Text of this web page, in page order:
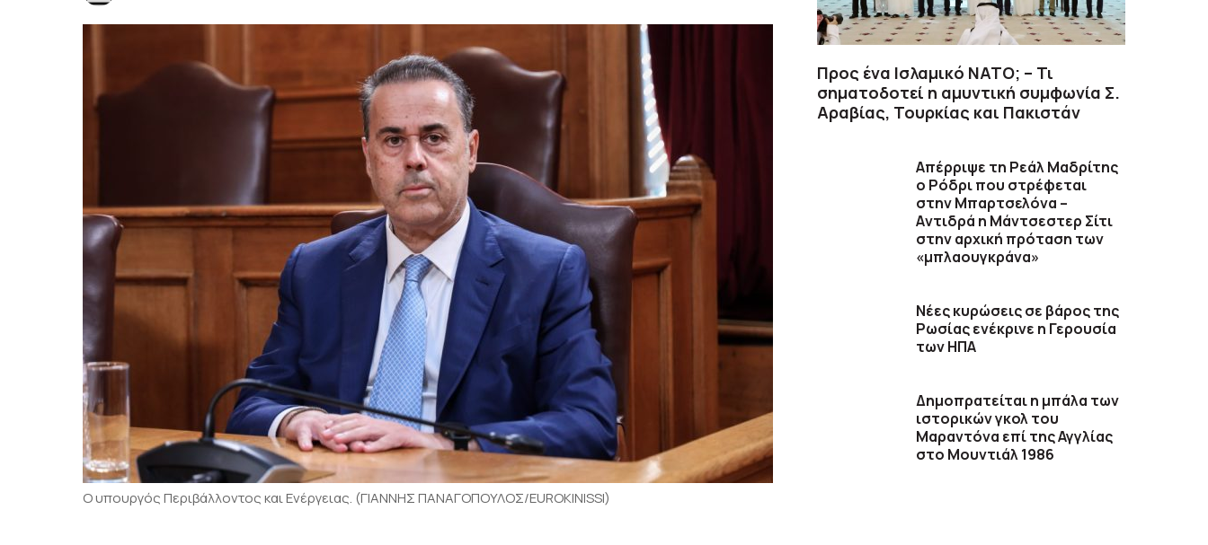
Ο υπουργός Περιβάλλοντος και Ενέργειας. (ΓΙΑΝΝΗΣ ΠΑΝΑΓΟΠΟΥΛΟΣ/EUROKINISSI)
Προς ένα Ισλαμικό ΝΑΤΟ; – Τι
σηματοδοτεί η αμυντική συμφωνία Σ.
Αραβίας, Τουρκίας και Πακιστάν
Απέρριψε τη Ρεάλ Μαδρίτης
ο Ρόδρι που στρέφεται
στην Μπαρτσελόνα –
Aντιδρά η Μάντσεστερ Σίτι
στην αρχική πρόταση των
«μπλαουγκράνα»
Νέες κυρώσεις σε βάρος της
Ρωσίας ενέκρινε η Γερουσία
των ΗΠΑ
Δημοπρατείται η μπάλα των
ιστορικών γκολ του
Μαραντόνα επί της Αγγλίας
στο Μουντιάλ 1986